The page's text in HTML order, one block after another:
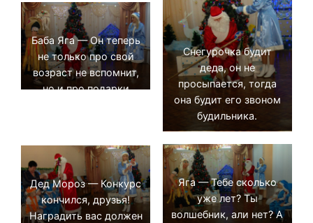
женщины – секрет!
Баба Яга — Он теперь
не только про свой
возраст не вспомнит,
но и про подарки
Снегурочка будит
деда, он не
просыпается, тогда
она будит его звоном
будильника.
Дед Мороз — Конкурс
кончился, друзья!
Наградить вас должен
Яга — Тебе сколько
уже лет? Ты
волшебник, али нет? А